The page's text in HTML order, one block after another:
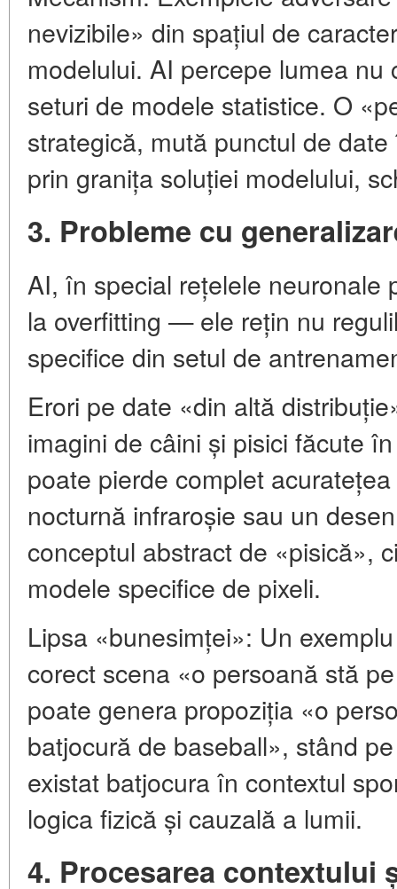
nevizibile» din spațiul de
modelului. AI percepe lumea
seturi de modele statistice. O
strategică, mută punctul de
prin granița soluției modelului,
3. Probleme cu
AI, în special rețelele neuronale
la overfitting — ele rețin nu
specifice din setul de
Erori pe date «din altă
imagini de câini și pisici făcute
poate pierde complet
nocturnă infraroșie sau un
conceptul abstract de «pisică»,
modele specifice de pixeli.
Lipsa «bunesimței»: Un
corect scena «o persoană stă
poate genera propoziția «o
batjocură de baseball», stând
existat batjocura în contextul
logica fizică și cauzală a lumii.
4. Procesarea contextului